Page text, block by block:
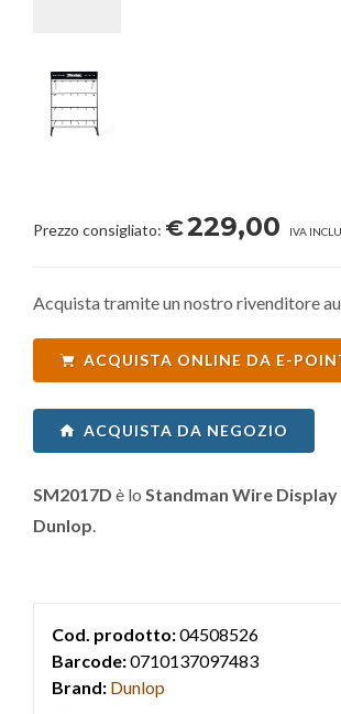
Prezzo consigliato: €229,00 IVA
Acquista tramite un nostro rivenditore
ACQUISTA ONLINE DA E-
ACQUISTA DA NEGOZIO
SM2017D è lo Standman Wire Display
Dunlop.
Cod. prodotto:04508526
Barcode:0710137097483
Brand: Dunlop